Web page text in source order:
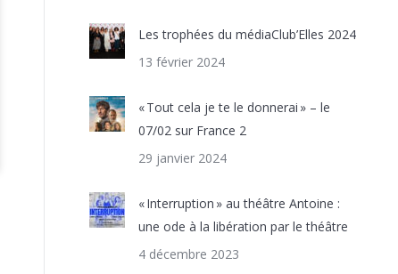
Les trophées du médiaClub’Elles 2024
13 février 2024
« Tout cela je te le donnerai » – le
07/02 sur France 2
29 janvier 2024
« Interruption » au théâtre Antoine :
une ode à la libération par le théâtre
4 décembre 2023